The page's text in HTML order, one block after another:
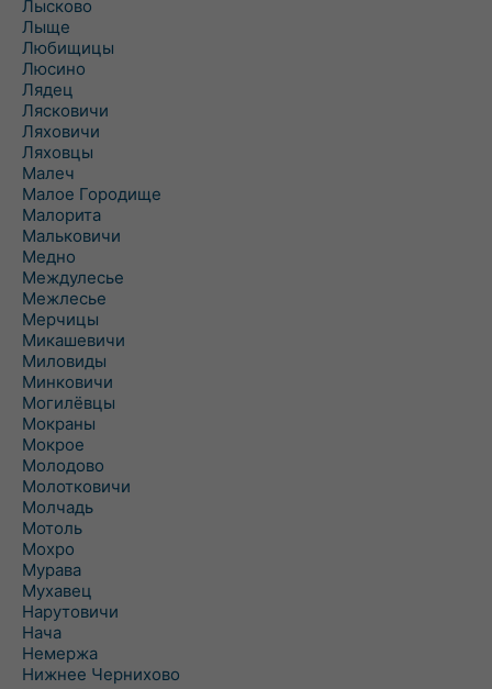
Лысково
Лыще
Любищицы
Люсино
Лядец
Лясковичи
Ляховичи
Ляховцы
Малеч
Малое Городище
Малорита
Мальковичи
Медно
Междулесье
Межлесье
Мерчицы
Микашевичи
Миловиды
Минковичи
Могилёвцы
Мокраны
Мокрое
Молодово
Молотковичи
Молчадь
Мотоль
Мохро
Мурава
Мухавец
Нарутовичи
Нача
Немержа
Нижнее Чернихово